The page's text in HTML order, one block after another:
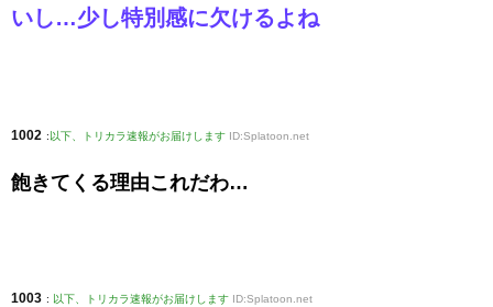
いし…少し特別感に欠けるよね
1002 : 以下、トリカラ速報がお届けします ID:Splatoon.net
飽きてくる理由これだわ…
1003 : 以下、トリカラ速報がお届けします ID:Splatoon.net